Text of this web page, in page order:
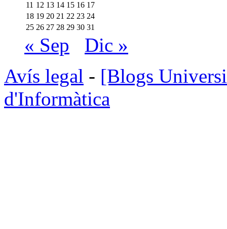
11 12 13 14 15 16 17
18 19 20 21 22 23 24
25 26 27 28 29 30 31
« Sep
Dic »
Avís legal - [Blogs
d'Informàtica